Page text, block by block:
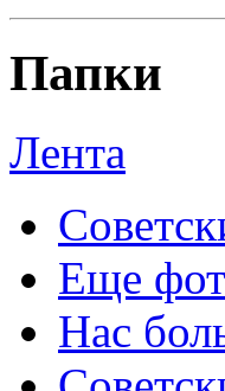
Папки
Лента
Еще
Нас